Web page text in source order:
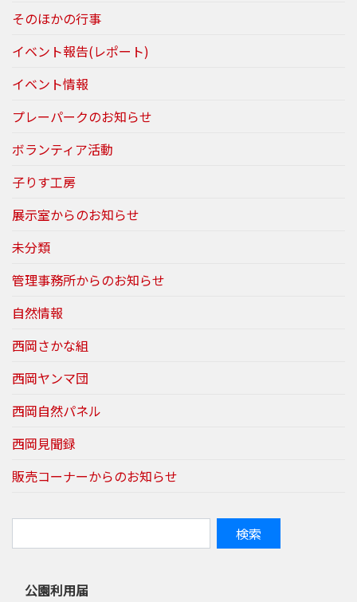
そのほかの行事
イベント報告(レポート)
イベント情報
プレーパークのお知らせ
ボランティア活動
子りす工房
展示室からのお知らせ
未分類
管理事務所からのお知らせ
自然情報
西岡さかな組
西岡ヤンマ団
西岡自然パネル
西岡見聞録
販売コーナーからのお知らせ
公園利用届